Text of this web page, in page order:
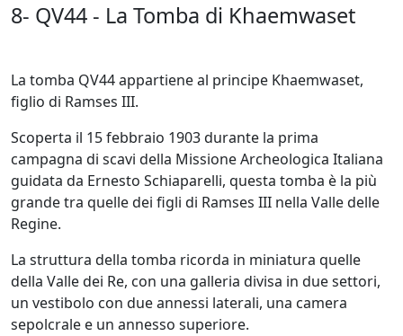
8- QV44 - La Tomba di Khaemwaset
La tomba QV44 appartiene al principe Khaemwaset,
figlio di Ramses III.
Scoperta il 15 febbraio 1903 durante la prima
campagna di scavi della Missione Archeologica Italiana
guidata da Ernesto Schiaparelli, questa tomba è la più
grande tra quelle dei figli di Ramses III nella Valle delle
Regine.
La struttura della tomba ricorda in miniatura quelle
della Valle dei Re, con una galleria divisa in due settori,
un vestibolo con due annessi laterali, una camera
sepolcrale e un annesso superiore.